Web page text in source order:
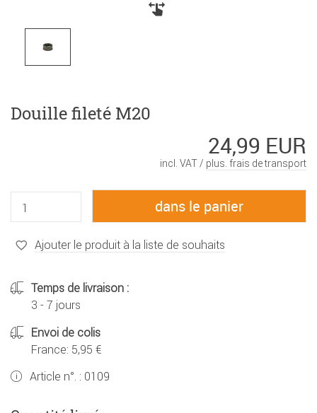
Douille fileté M20
24,99 EUR
incl. VAT / plus. frais de transport
Ajouter le produit à la liste de souhaits
Temps de livraison :
3 - 7 jours
Envoi de colis
France: 5,95 €
Article n°. : 0109